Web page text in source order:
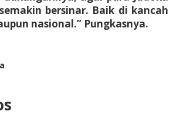
bersinar. Baik di kancah
nasional.” Pungkasnya.